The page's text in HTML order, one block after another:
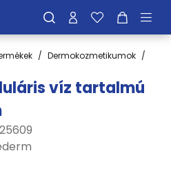
Dermokozmetikumok
víz tartalmú